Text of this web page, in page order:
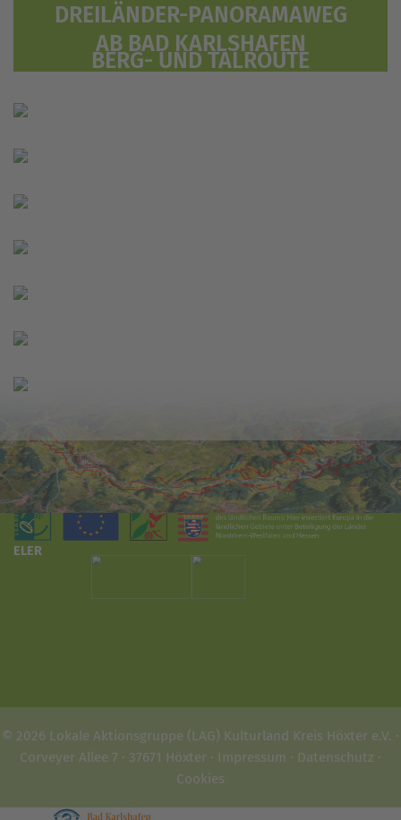
DREILÄNDER-PANORAMAWEG
AB BAD KARLSHAFEN
BERG- UND TALROUTE
ELER
© 2026 Lokale Aktionsgruppe (LAG) Kulturland Kreis Höxter e.V. ·
Corveyer Allee 7 · 37671 Höxter · Impressum · Datenschutz ·
Cookies